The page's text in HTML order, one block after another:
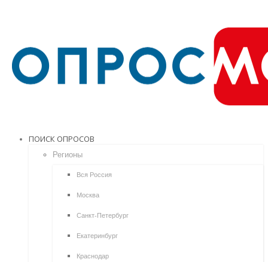
ПОИСК ОПРОСОВ
Регионы
Вся Россия
Москва
Санкт-Петербург
Екатеринбург
Краснодар